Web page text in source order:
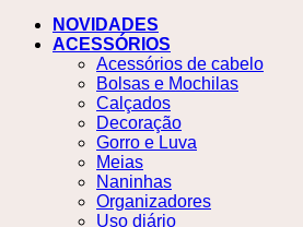
NOVIDADES
ACESSÓRIOS
Acessórios de cabelo
Bolsas e Mochilas
Calçados
Decoração
Gorro e Luva
Meias
Naninhas
Organizadores
Uso diário